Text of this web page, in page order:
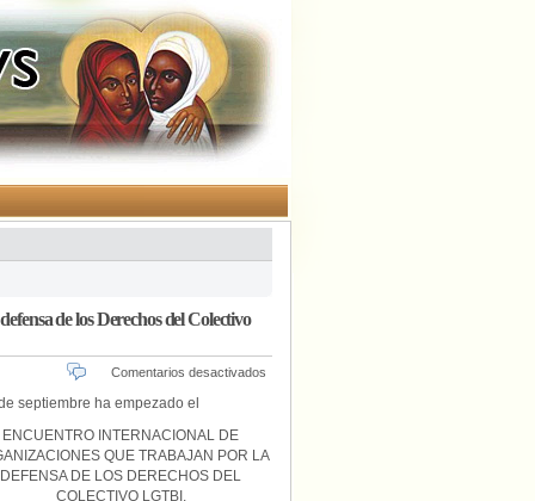
de los Derechos del Colectivo
Comentarios desactivados
septiembre ha empezado el
ENCUENTRO INTERNACIONAL DE
QUE TRABAJAN POR LA
DEFENSA DE LOS DERECHOS DEL
COLECTIVO LGTBI.